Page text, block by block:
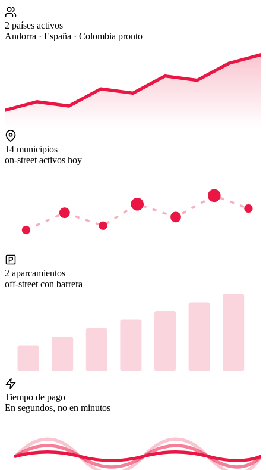
2 países activos
Andorra · España · Colombia pronto
14 municipios
on-street activos hoy
2 aparcamientos
off-street con barrera
Tiempo de pago
En segundos, no en minutos